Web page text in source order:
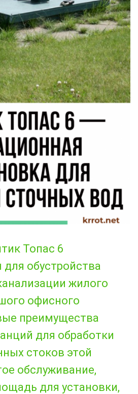
Топас 6
для обустройства
жилого
офисного
преимущества
для обработки
стоков этой
обслуживание,
для установки,